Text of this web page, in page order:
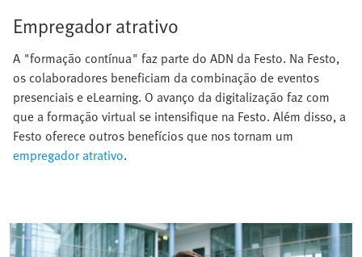
Empregador atrativo
A "formação contínua" faz parte do ADN da Festo. Na Festo,
os colaboradores beneficiam da combinação de eventos
presenciais e eLearning. O avanço da digitalização faz com
que a formação virtual se intensifique na Festo. Além disso, a
Festo oferece outros benefícios que nos tornam um
empregador atrativo.